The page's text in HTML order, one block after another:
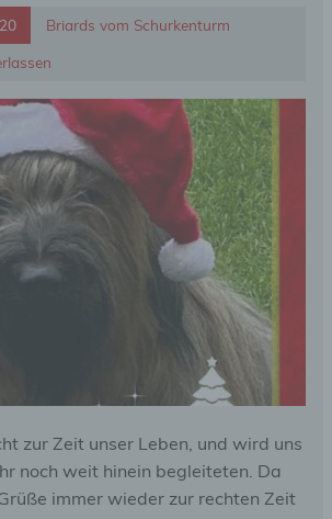
Briards vom Schurkenturm
zur Zeit unser Leben, und wird uns
noch weit hinein begleiteten. Da
immer wieder zur rechten Zeit